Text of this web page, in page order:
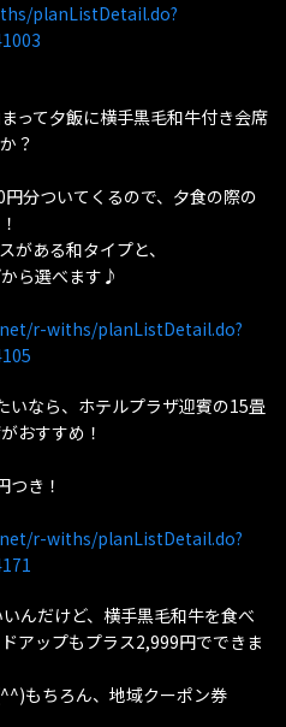
planListDetail.do?
って夕飯に横手黒毛和牛付き会席
？
分ついてくるので、夕食の際の
がある和タイプと、
ら選べます♪
r-withs/planListDetail.do?
いなら、ホテルプラザ迎賓の15畳
おすすめ！
つき！
r-withs/planListDetail.do?
んだけど、横手黒毛和牛を食べ
アップもプラス2,999円でできま
もちろん、地域クーポン券